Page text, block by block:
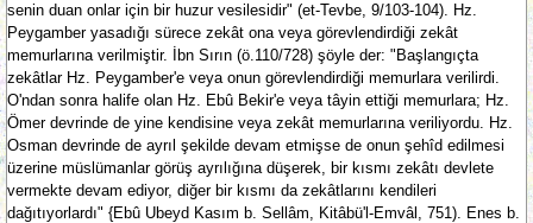
senin duan onlar için bir huzur vesilesidir" (et-Tevbe, 9/103-104). Hz.
Peygamber yasadığı sürece zekât ona veya görevlendirdiği zekât
memurlarına verilmiştir. İbn Sırın (ö.110/728) şöyle der: "Başlangıçta
zekâtlar Hz. Peygamber'e veya onun görevlendirdiği memurlara verilirdi.
O'ndan sonra halife olan Hz. Ebû Bekir'e veya tâyin ettiği memurlara; Hz.
Ömer devrinde de yine kendisine veya zekât memurlarına veriliyordu. Hz.
Osman devrinde de ayrıl şekilde devam etmişse de onun şehîd edilmesi
üzerine müslümanlar görüş ayrılığına düşerek, bir kısmı zekâtı devlete
vermekte devam ediyor, diğer bir kısmı da zekâtlarını kendileri
dağıtıyorlardı" {Ebû Ubeyd Kasım b. Sellâm, Kitâbü'l-Emvâl, 751). Enes b.